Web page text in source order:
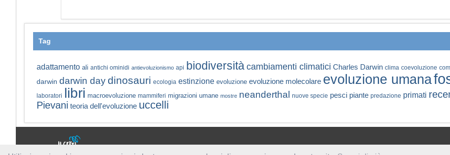
Tag
adattamento ali antichi ominidi antievoluzionismo api biodiversitàcambiamenti climatici Charles Darwin clima coevoluzione
darwin darwin daydinosauri ecologia estinzione evoluzione evoluzione molecolare evoluzione umana
laboratori libri macroevoluzione mammiferi migrazioni umane mostre neanderthal nuove specie pesci piante predazione primati
Pievani teoria dell'evoluzione uccelli